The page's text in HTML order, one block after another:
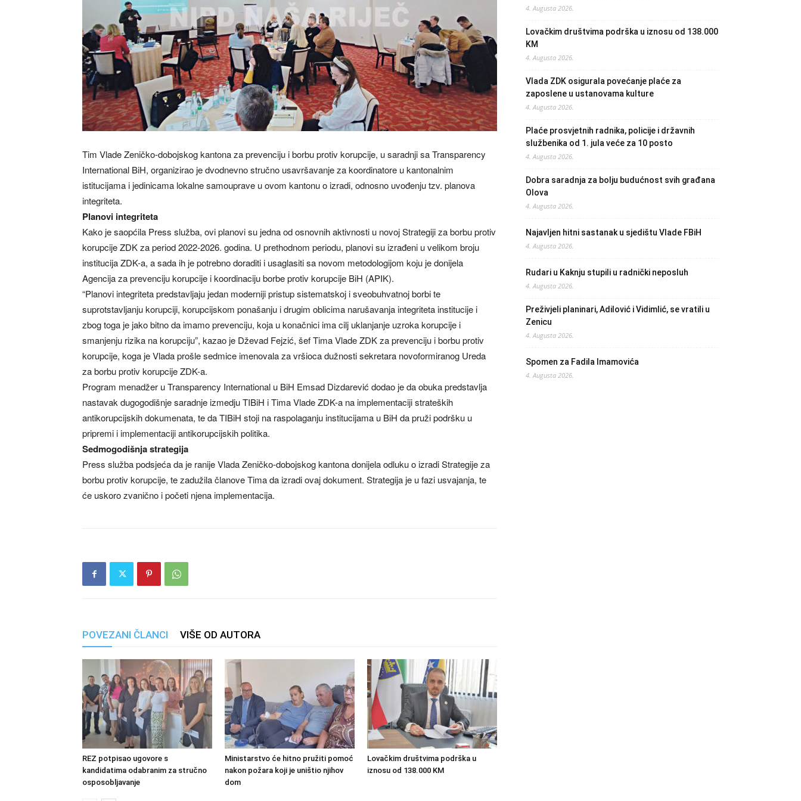
Tim Vlade Zeničko-dobojskog kantona za prevenciju i borbu protiv korupcije, u saradnji sa Transparency
International BiH, organizirao je dvodnevno stručno usavršavanje za koordinatore u kantonalnim
istitucijama i jedinicama lokalne samouprave u ovom kantonu o izradi, odnosno uvođenju tzv. planova
integriteta.
Planovi integriteta
Kako je saopćila Press služba, ovi planovi su jedna od osnovnih aktivnosti u novoj Strategiji za borbu protiv
korupcije ZDK za period 2022-2026. godina. U prethodnom periodu, planovi su izrađeni u velikom broju
institucija ZDK-a, a sada ih je potrebno doraditi i usaglasiti sa novom metodologijom koju je donijela
Agencija za prevenciju korupcije i koordinaciju borbe protiv korupcije BiH (APIK).
“Planovi integriteta predstavljaju jedan moderniji pristup sistematskoj i sveobuhvatnoj borbi te
suprotstavljanju korupciji, korupcijskom ponašanju i drugim oblicima narušavanja integriteta institucije i
zbog toga je jako bitno da imamo prevenciju, koja u konačnici ima cilj uklanjanje uzroka korupcije i
smanjenju rizika na korupciju”, kazao je Dževad Fejzić, šef Tima Vlade ZDK za prevenciju i borbu protiv
korupcije, koga je Vlada prošle sedmice imenovala za vršioca dužnosti sekretara novoformiranog Ureda
za borbu protiv korupcije ZDK-a.
Program menadžer u Transparency International u BiH Emsad Dizdarević dodao je da obuka predstavlja
nastavak dugogodišnje saradnje izmedju TIBiH i Tima Vlade ZDK-a na implementaciji strateških
antikorupcijskih dokumenata, te da TIBiH stoji na raspolaganju institucijama u BiH da pruži podršku u
pripremi i implementaciji antikorupcijskih politika.
Sedmogodišnja strategija
Press služba podsjeća da je ranije Vlada Zeničko-dobojskog kantona donijela odluku o izradi Strategije za
borbu protiv korupcije, te zadužila članove Tima da izradi ovaj dokument. Strategija je u fazi usvajanja, te
će uskoro zvanično i početi njena implementacija.
POVEZANI ČLANCI VIŠE OD AUTORA
REZ potpisao ugovore s
kandidatima odabranim za stručno
osposobljavanje
Ministarstvo će hitno pružiti pomoć
nakon požara koji je uništio njihov
dom
Lovačkim društvima podrška u
iznosu od 138.000 KM
4. Augusta 2026.
Lovačkim društvima podrška u iznosu od 138.000
KM
4. Augusta 2026.
Vlada ZDK osigurala povećanje plaće za
zaposlene u ustanovama kulture
4. Augusta 2026.
Plaće prosvjetnih radnika, policije i državnih
službenika od 1. jula veće za 10 posto
4. Augusta 2026.
Dobra saradnja za bolju budućnost svih građana
Olova
4. Augusta 2026.
Najavljen hitni sastanak u sjedištu Vlade FBiH
4. Augusta 2026.
Rudari u Kaknju stupili u radnički neposluh
4. Augusta 2026.
Preživjeli planinari, Adilović i Vidimlić, se vratili u
Zenicu
4. Augusta 2026.
Spomen za Fadila Imamovića
4. Augusta 2026.